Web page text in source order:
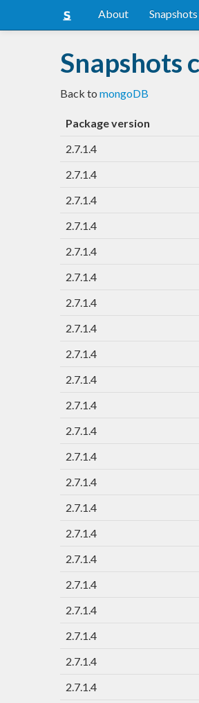
About Snapshots
Snapshots
Back to mongoDB
Package version
2.7.1.4
2.7.1.4
2.7.1.4
2.7.1.4
2.7.1.4
2.7.1.4
2.7.1.4
2.7.1.4
2.7.1.4
2.7.1.4
2.7.1.4
2.7.1.4
2.7.1.4
2.7.1.4
2.7.1.4
2.7.1.4
2.7.1.4
2.7.1.4
2.7.1.4
2.7.1.4
2.7.1.4
2.7.1.4